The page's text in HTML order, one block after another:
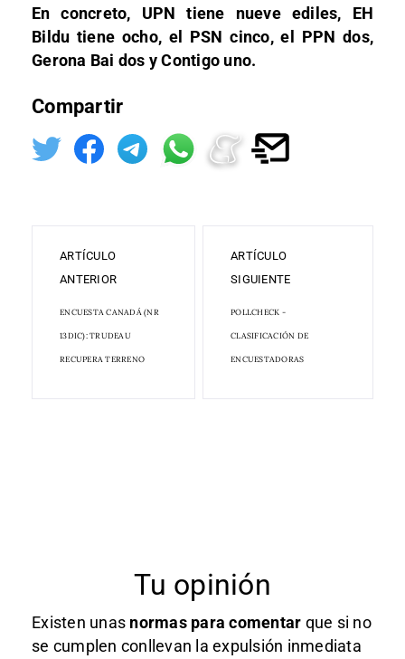
En concreto, UPN tiene nueve ediles, EH
Bildu tiene ocho, el PSN cinco, el PPN dos,
Gerona Bai dos y Contigo uno.
Compartir
ARTÍCULO
ANTERIOR
ENCUESTA CANADÁ (NR
13DIC): TRUDEAU
RECUPERA TERRENO
ARTÍCULO
SIGUIENTE
POLLCHECK -
CLASIFICACIÓN DE
ENCUESTADORAS
Tu opinión
Existen unas normas para comentar que si no
se cumplen conllevan la expulsión inmediata